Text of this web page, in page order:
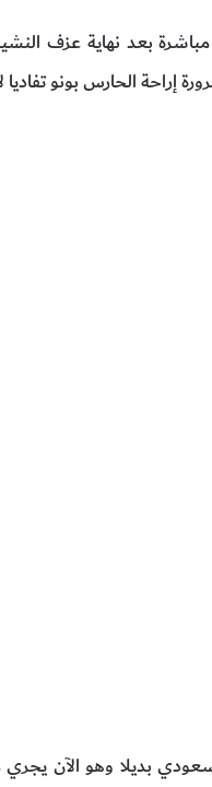
بعد نهاية عزف
إراحة الحارس بونو
بديلا وهو الآن